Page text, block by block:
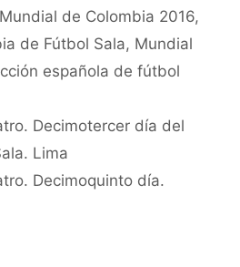
Mundial de Colombia 2016,
de Fútbol Sala, Mundial
española de fútbol
Decimotercer día del
Lima
Decimoquinto día.